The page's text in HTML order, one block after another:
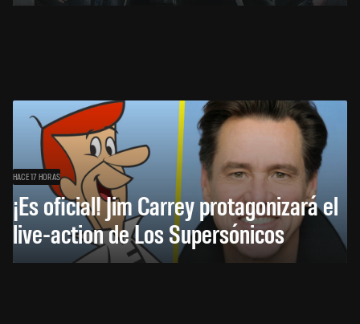
HACE 17 HORAS
¡Es oficial! Jim Carrey protagonizará el
live-action de Los Supersónicos